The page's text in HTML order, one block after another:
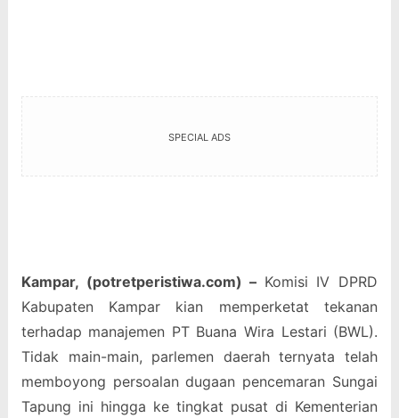
SPECIAL ADS
Kampar, (potretperistiwa.com) – Komisi IV DPRD
Kabupaten Kampar kian memperketat tekanan
terhadap manajemen PT Buana Wira Lestari (BWL).
Tidak main-main, parlemen daerah ternyata telah
memboyong persoalan dugaan pencemaran Sungai
Tapung ini hingga ke tingkat pusat di Kementerian